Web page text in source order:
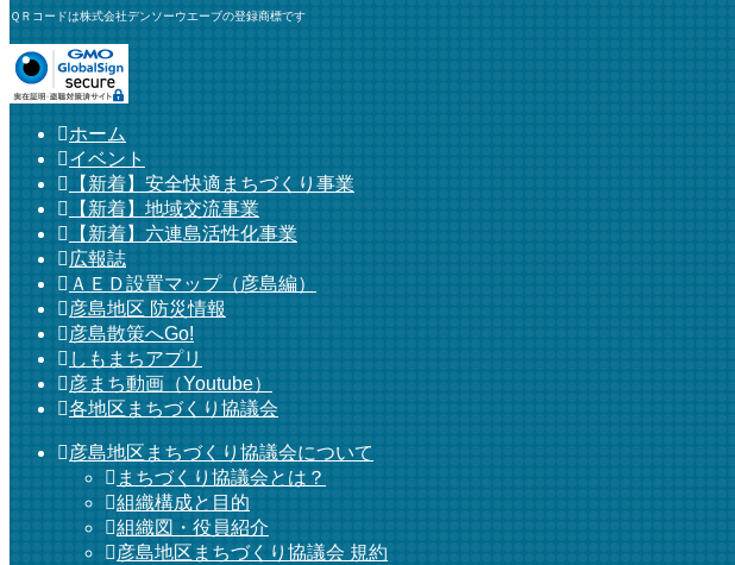
ＱＲコードは株式会社デンソーウエーブの登録商標です
ホーム
イベント
【新着】安全快適まちづくり事業
【新着】地域交流事業
【新着】六連島活性化事業
広報誌
ＡＥＤ設置マップ（彦島編）
彦島地区 防災情報
彦島散策へGo!
しもまちアプリ
彦まち動画（Youtube）
各地区まちづくり協議会
彦島地区まちづくり協議会について
まちづくり協議会とは？
組織構成と目的
組織図・役員紹介
彦島地区まちづくり協議会 規約